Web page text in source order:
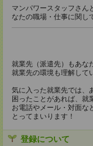
マンパワースタッフさん
なたの職場・仕事に関し
就業先（派遣先）もあな
就業先の環境も理解して
気に入った就業先では、
困ったことがあれば、就
お電話やメール・対面
とってまいります！
登録について